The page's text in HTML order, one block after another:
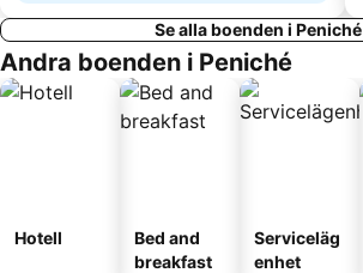
Se alla boenden i Peniché
Andra boenden i Peniché
Hotell
Bed and
breakfast
Serviceläg
enhet